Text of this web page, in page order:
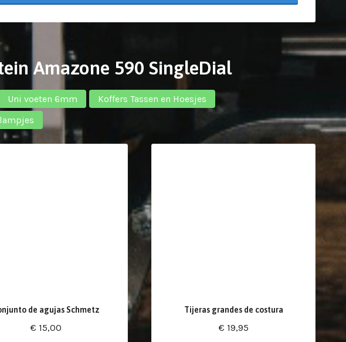
Amazone 590 SingleDial
Uni voeten 6mm
Koffers Tassen en Hoesjes
de agujas Schmetz
€ 15,00
Tijeras grandes de costura
€ 19,95